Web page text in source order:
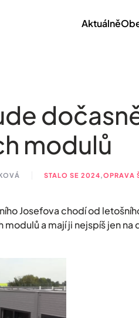
Aktuálně
modulů
STALO SE 2024,OPRAVA
Josefova chodí od
modulů a mají ji nejspíš jen